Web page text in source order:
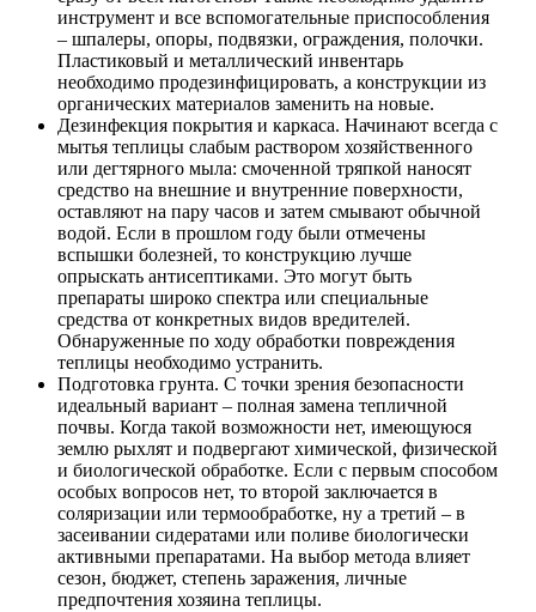
инструмент и все вспомогательные приспособления
– шпалеры, опоры, подвязки, ограждения, полочки.
Пластиковый и металлический инвентарь
необходимо продезинфицировать, а конструкции из
органических материалов заменить на новые.
Дезинфекция покрытия и каркаса. Начинают всегда с
мытья теплицы слабым раствором хозяйственного
или дегтярного мыла: смоченной тряпкой наносят
средство на внешние и внутренние поверхности,
оставляют на пару часов и затем смывают обычной
водой. Если в прошлом году были отмечены
вспышки болезней, то конструкцию лучше
опрыскать антисептиками. Это могут быть
препараты широко спектра или специальные
средства от конкретных видов вредителей.
Обнаруженные по ходу обработки повреждения
теплицы необходимо устранить.
Подготовка грунта. С точки зрения безопасности
идеальный вариант – полная замена тепличной
почвы. Когда такой возможности нет, имеющуюся
землю рыхлят и подвергают химической, физической
и биологической обработке. Если с первым способом
особых вопросов нет, то второй заключается в
соляризации или термообработке, ну а третий – в
засеивании сидератами или поливе биологически
активными препаратами. На выбор метода влияет
сезон, бюджет, степень заражения, личные
предпочтения хозяина теплицы.